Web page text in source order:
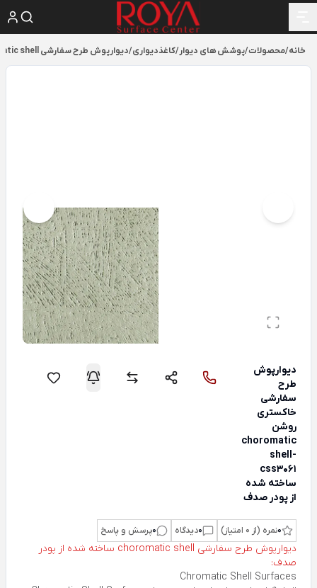
خانه/محصولات/پوشش های دیوار/کاغذدیواری/دیوارپوش طرح سفارشی choromatic shell ساخته شده از پودر صدف
دیوارپوش
طرح
سفارشی
خاکستری
روشن
choromatic
shell-
css3061
ساخته شده
از پودر صدف
0نمره (از 0 امتیاز) 0دیدگاه 0پرسش و پاسخ
دیوارپوش طرح سفارشی choromatic shell ساخته شده از پودر
صدف:
Chromatic Shell Surfaces